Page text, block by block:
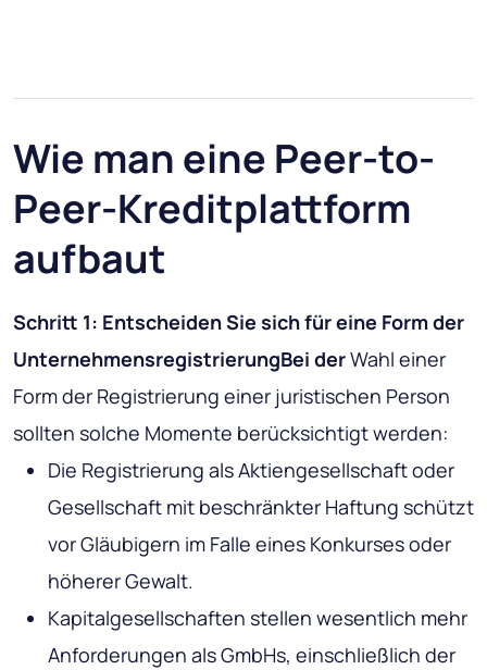
Wie man eine Peer-to-
Peer-Kreditplattform
aufbaut
Schritt 1: Entscheiden Sie sich für eine Form der
UnternehmensregistrierungBei derWahl einer
Form der Registrierung einer juristischen Person
sollten solche Momente berücksichtigt werden:
Die Registrierung als Aktiengesellschaft oder
Gesellschaft mit beschränkter Haftung schützt
vor Gläubigern im Falle eines Konkurses oder
höherer Gewalt.
Kapitalgesellschaften stellen wesentlich mehr
Anforderungen als GmbHs, einschließlich der